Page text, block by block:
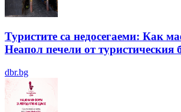
Туристите са недосегаеми: Как
Неапол печели от туристическия
dbr.bg